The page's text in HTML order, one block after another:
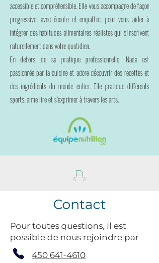
accessible et compréhensible. Elle vous accompagne de façon
progressive, avec écoute et empathie, pour vous aider à
intégrer des habitudes alimentaires réalistes qui s’inscrivent
naturellement dans votre quotidien.
En dehors de sa pratique professionnelle, Nada est
passionnée par la cuisine et adore découvrir des recettes et
des ingrédients du monde entier. Elle pratique différents
sports, aime lire et s’exprimer à travers les arts.
Contact
Pour toutes questions, il est
possible de nous rejoindre par
450 641-4610